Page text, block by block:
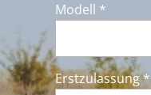
Modell *
Erstzulassung *